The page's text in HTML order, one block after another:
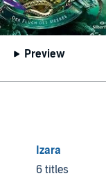
Preview
Izara
6 titles